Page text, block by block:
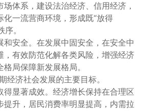
体系，建设法治经济、信用经济，
一流营商环境，形成既“放得
。
全。在发展中固安全，在安全中
，有效防范化解各类风险，增强经济
局保障新发展格局。
济社会发展的主要目标。
著成效。经济增长保持在合理区
提升，居民消费率明显提高，内需拉